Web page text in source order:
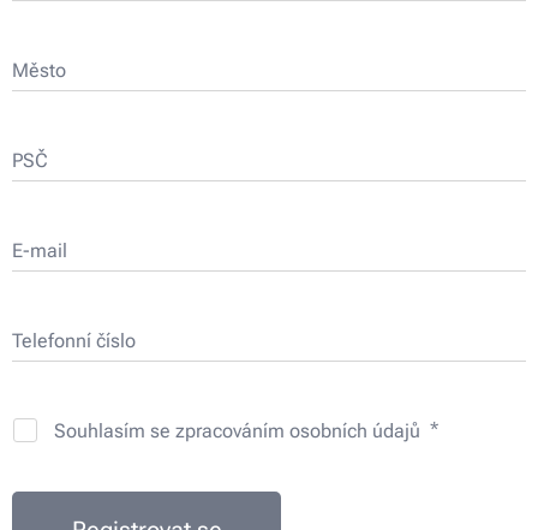
Město
PSČ
E-mail
Telefonní číslo
Souhlasím se zpracováním osobních údajů